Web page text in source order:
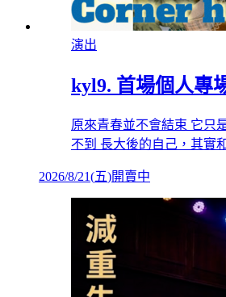
演出
kyl9. 首場個人專
原來青春並不會結束 它只
不到 長大後的自己，其實
2026/8/21(五)開賣中